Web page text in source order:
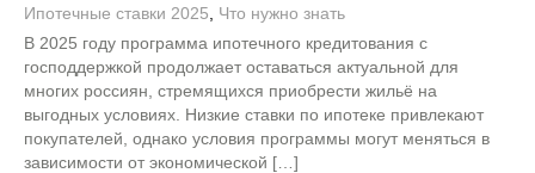
Ипотечные ставки 2025
Что нужно знать
В 2025 году программа ипотечного кредитования с
господдержкой продолжает оставаться актуальной для
многих россиян, стремящихся приобрести жильё на
выгодных условиях. Низкие ставки по ипотеке привлекают
покупателей, однако условия программы могут меняться в
зависимости от экономической […]